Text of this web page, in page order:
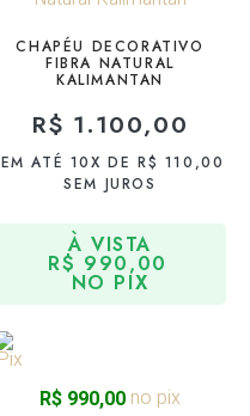
CHAPÉU DECORATIVO
FIBRA NATURAL
KALIMANTAN
R$ 1.100,00
EM ATÉ 10X DE R$ 110,00
SEM JUROS
À VISTA
R$ 990,00
NO PIX
R$ 990,00 no pix